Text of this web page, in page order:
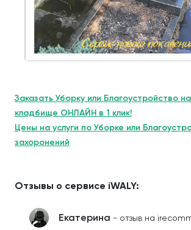
Заказать Уборку или Благоустройство
кладбище ОНЛАЙН в 1 клик!
Цены на услуги по Уборке или
захоронений
Отзывы о сервисе iWALY:
Екатерина - отзыв на